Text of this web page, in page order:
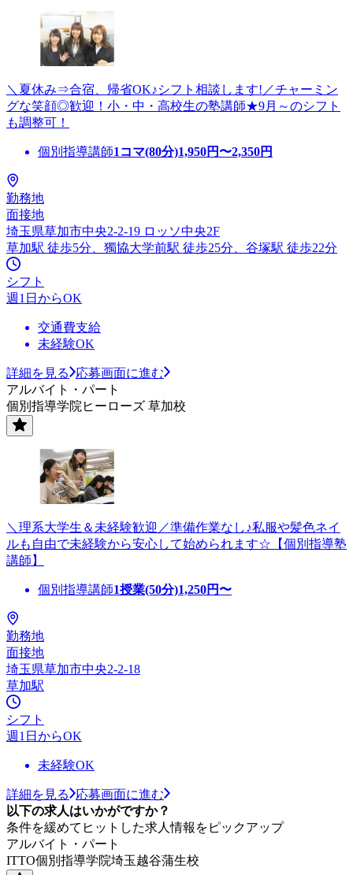
＼夏休み⇒合宿、帰省OK♪シフト相談します!／チャーミン
グな笑顔◎歓迎！小・中・高校生の塾講師★9月～のシフト
も調整可！
個別指導講師1コマ(80分)1,950円〜2,350円
勤務地
面接地
埼玉県草加市中央2-2-19 ロッソ中央2F
草加駅 徒歩5分、獨協大学前駅 徒歩25分、谷塚駅 徒歩22分
シフト
週1日からOK
交通費支給
未経験OK
詳細を見る
応募画面に進む
アルバイト・パート
個別指導学院ヒーローズ 草加校
＼理系大学生＆未経験歓迎／準備作業なし♪私服や髪色ネイ
ルも自由で未経験から安心して始められます☆【個別指導塾
講師】
個別指導講師1授業(50分)1,250円〜
勤務地
面接地
埼玉県草加市中央2-2-18
草加駅
シフト
週1日からOK
未経験OK
詳細を見る
応募画面に進む
以下の求人はいかがですか？
条件を緩めてヒットした求人情報をピックアップ
アルバイト・パート
ITTO個別指導学院埼玉越谷蒲生校